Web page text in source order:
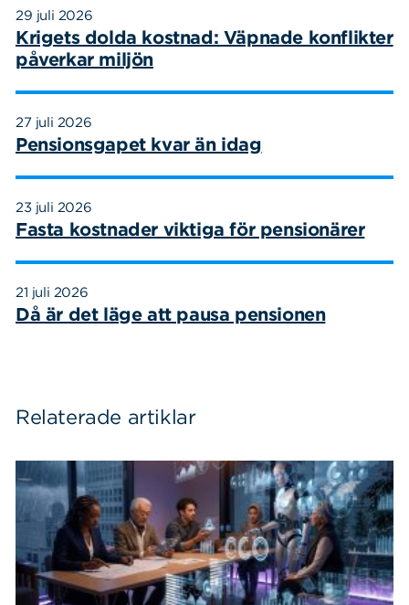
29 juli 2026
Krigets dolda kostnad: Väpnade konflikter
påverkar miljön
27 juli 2026
Pensionsgapet kvar än idag
23 juli 2026
Fasta kostnader viktiga för pensionärer
21 juli 2026
Då är det läge att pausa pensionen
Relaterade artiklar
Sök på sidan:Sök
efter: